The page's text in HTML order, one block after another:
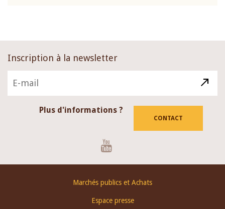
Inscription à la newsletter
Plus d'informations ?
CONTACT
Marchés publics et Achats
Espace presse